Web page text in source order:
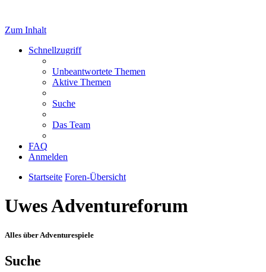
Zum Inhalt
Schnellzugriff
Unbeantwortete Themen
Aktive Themen
Suche
Das Team
FAQ
Anmelden
Startseite Foren-Übersicht
Uwes Adventureforum
Alles über Adventurespiele
Suche